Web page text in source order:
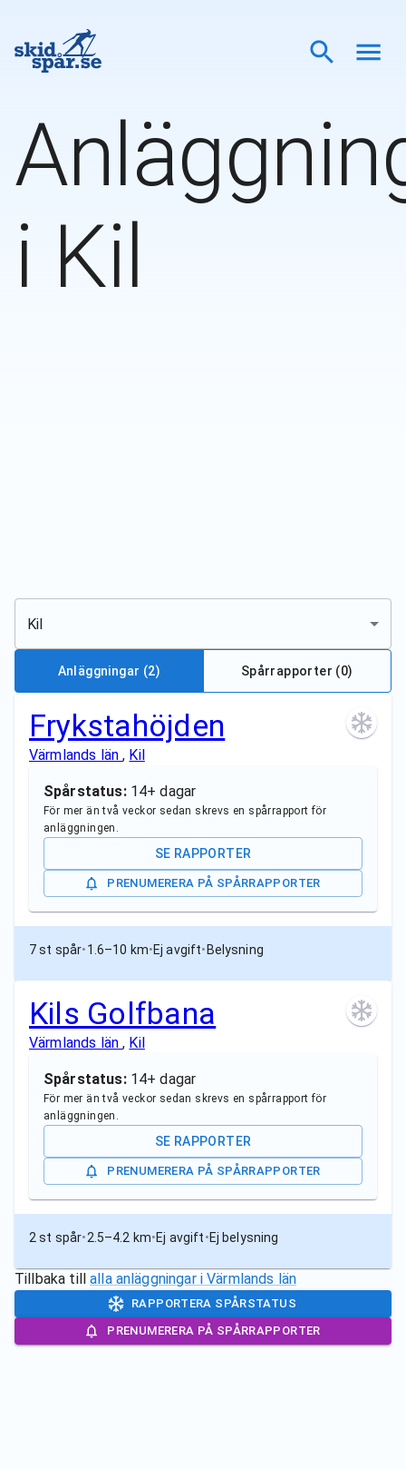
i Kil
Kil
Anläggningar (2) Spårrapporter (0)
Frykstahöjden
Värmlands län, Kil
Spårstatus: 14+ dagar
För mer än två veckor sedan skrevs en spårrapport för
anläggningen.
SE RAPPORTER
PRENUMERERA PÅ SPÅRRAPPORTER
7 st spår•1.6–10 km•Ej avgift• Belysning
Kils Golfbana
Värmlands län, Kil
Spårstatus: 14+ dagar
För mer än två veckor sedan skrevs en spårrapport för
anläggningen.
SE RAPPORTER
PRENUMERERA PÅ SPÅRRAPPORTER
2 st spår•2.5–4.2 km•Ej avgift•Ej belysning
Tillbaka till alla anläggningar iVärmlands län
RAPPORTERA SPÅRSTATUS
PRENUMERERA PÅ SPÅRRAPPORTER